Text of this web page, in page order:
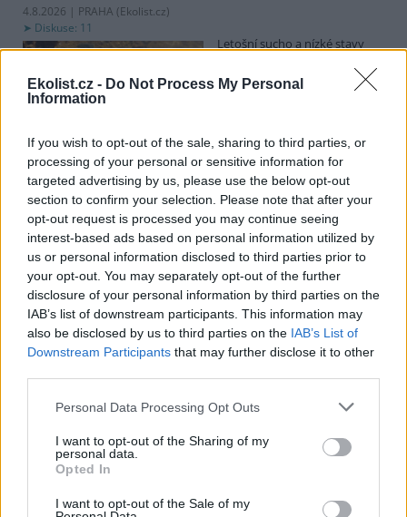
Ekolist.cz - Do Not Process My Personal
Information
If you wish to opt-out of the sale, sharing to third parties, or
processing of your personal or sensitive information for
targeted advertising by us, please use the below opt-out
section to confirm your selection. Please note that after your
opt-out request is processed you may continue seeing
interest-based ads based on personal information utilized by
us or personal information disclosed to third parties prior to
your opt-out. You may separately opt-out of the further
disclosure of your personal information by third parties on the
IAB’s list of downstream participants. This information may
also be disclosed by us to third parties on the IAB’s List of
Downstream Participants that may further disclose it to other
Personal Data Processing Opt Outs
I want to opt-out of the Sharing of my
personal data.
Opted In
I want to opt-out of the Sale of my
4.8.2026 | PRAHA (Ekolist.cz)
Diskuse: 11
Letošní sucho a nízké stavy
našich řekách a potocích
viditelnější než obvykle. Ve
Největší pomocí je nechat raky na místě a do jejich života
nezasahovat.
Hvězdnice alpská, modrofialový pozůstatek doby
ledové v Českém středohoří a Lužických horách,
dostane speciální péči
4.8.2026 | PRAHA (Ekolist.cz)
Kriticky ohrožená skalnička
hvězdnice alpská roste v
chráněné krajinné oblasti
České středohoří na
posledních dvou lokalitách, v
CHKO Lužické hory na jediné. Tato rostlina je pozůstatkem
poslední doby ledové a daří se jí pouze na izolovaných místech se
připravila Agentura ochrany přírody a krajiny ČR speciální
Polník jasanový, brouk nebezpečný pro stromy, byl
objeven 250 km od českých hranic